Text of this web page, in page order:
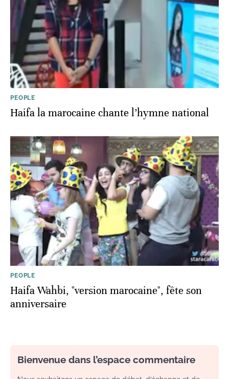
PEOPLE
Haifa la marocaine chante l’hymne national
PEOPLE
Haifa Wahbi, "version marocaine", fête son
anniversaire
Bienvenue dans l’espace commentaire